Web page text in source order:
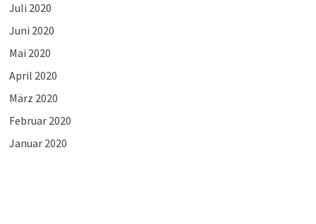
Juli 2020
Juni 2020
Mai 2020
April 2020
März 2020
Februar 2020
Januar 2020